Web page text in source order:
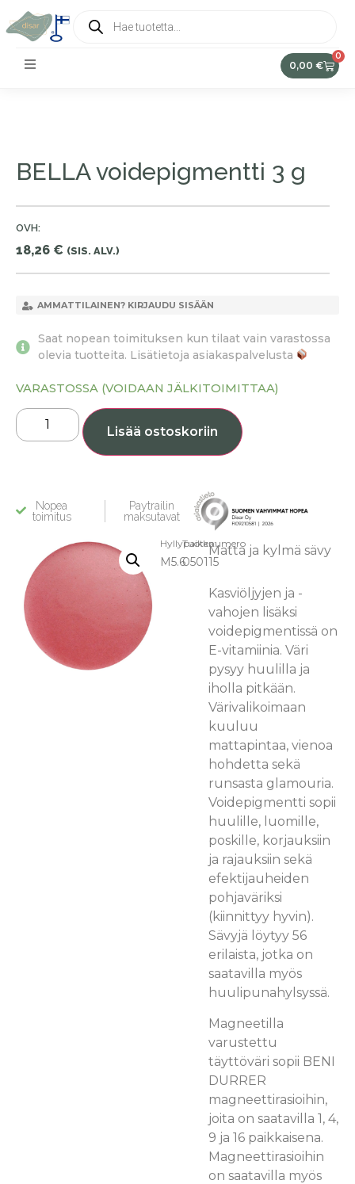
0,00 €
0
Hyllypaikka:
M5.6
Tuotenumero
050115
Matta ja kylmä sävy
Kasviöljyjen ja -
vahojen lisäksi
voidepigmentissä on
E-vitamiinia. Väri
pysyy huulilla ja
iholla pitkään.
Värivalikoimaan
kuuluu
mattapintaa, vienoa
hohdetta sekä
runsasta glamouria.
Voidepigmentti sopii
huulille, luomille,
poskille, korjauksiin
ja rajauksiin sekä
efektijauheiden
pohjaväriksi
(kiinnittyy hyvin).
Sävyjä löytyy 56
erilaista, jotka on
saatavilla myös
huulipunahylsyssä.
Magneetilla
varustettu
täyttöväri sopii BENI
DURRER
magneettirasioihin,
joita on saatavilla 1, 4,
9 ja 16 paikkaisena.
Magneettirasioihin
on saatavilla myös
BELLA voidepigmentti 3 g
OVH:
18,26 € (SIS. ALV.)
AMMATTILAINEN? KIRJAUDU SISÄÄN
Saat nopean toimituksen kun tilaat vain varastossa
olevia tuotteita. Lisätietoja asiakaspalvelusta
VARASTOSSA (VOIDAAN JÄLKITOIMITTAA)
Lisää ostoskoriin
Nopea
toimitus
Paytrailin
maksutavat